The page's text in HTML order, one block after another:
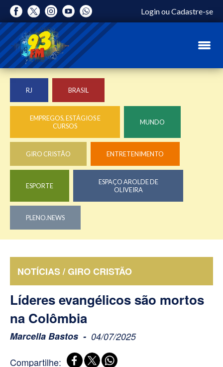
LoginouCadastre-se
RJ BRASIL
EMPREGOS, ESTÁGIOS E
CURSOS
MUNDO
GIRO CRISTÃO ENTRETENIMENTO
ESPORTE
ESPAÇO AROLDE DE
OLIVEIRA
PLENO.NEWS
NOTÍCIAS / GIRO CRISTÃO
Líderes evangélicos são mortos
na Colômbia
Marcella Bastos 04/07/2025
Compartilhe: